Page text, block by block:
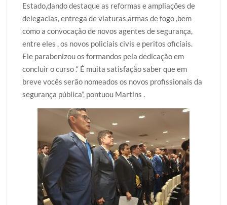
Estado,dando destaque as reformas e ampliações de
delegacias, entrega de viaturas,armas de fogo ,bem
como a convocação de novos agentes de segurança,
entre eles , os novos policiais civis e peritos oficiais.
Ele parabenizou os formandos pela dedicação em
concluir o curso .“ É muita satisfação saber que em
breve vocês serão nomeados os novos profissionais da
segurança pública”, pontuou Martins .